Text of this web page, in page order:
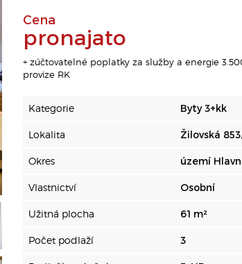
Cena
pronajato
+ zúčtovatelné poplatky za služby a energie
provize RK
Kategorie Byty 3+kk
Lokalita Žilovská
Okres území
Vlastnictví Osobní
Užitná plocha 61 m²
Počet podlaží 3